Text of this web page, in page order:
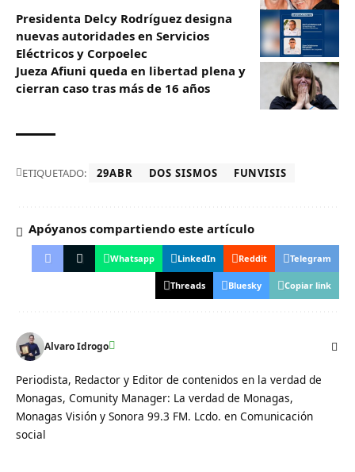
Presidenta Delcy Rodríguez designa
nuevas autoridades en Servicios
Eléctricos y Corpoelec
Jueza Afiuni queda en libertad plena y
cierran caso tras más de 16 años
ETIQUETADO: 29ABR DOS SISMOS FUNVISIS
Apóyanos compartiendo este artículo
Whatsapp LinkedIn Reddit Telegram
Threads Bluesky Copiar link
Alvaro Idrogo
Periodista, Redactor y Editor de contenidos en la verdad de
Monagas, Comunity Manager: La verdad de Monagas,
Monagas Visión y Sonora 99.3 FM. Lcdo. en Comunicación
social